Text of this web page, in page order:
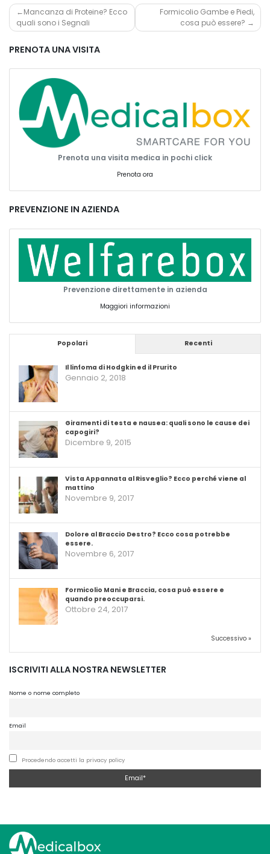
Navigazione
articoli
Mancanza di Proteine? Ecco
quali sono i Segnali
Formicolio Gambe e Piedi,
cosa può essere?
PRENOTA UNA VISITA
Prenota una visita medica in pochi click
Prenota ora
PREVENZIONE IN AZIENDA
Prevenzione direttamente in azienda
Maggiori informazioni
Popolari Recenti
Il linfoma di Hodgkin ed il Prurito
Gennaio 2, 2018
Giramenti di testa e nausea: quali sono le cause dei
capogiri?
Dicembre 9, 2015
Vista Appannata al Risveglio? Ecco perché viene al
mattino
Novembre 9, 2017
Dolore al Braccio Destro? Ecco cosa potrebbe
essere.
Novembre 6, 2017
Formicolio Mani e Braccia, cosa può essere e
quando preoccuparsi.
Ottobre 24, 2017
Successivo »
ISCRIVITI ALLA NOSTRA NEWSLETTER
Nome o nome completo
Email
Procedendo accetti la privacy policy